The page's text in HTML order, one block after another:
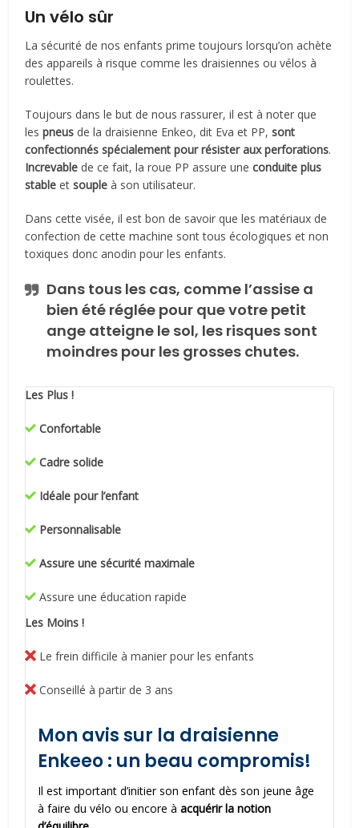
Un vélo sûr
La sécurité de nos enfants prime toujours lorsqu’on achète
des appareils à risque comme les draisiennes ou vélos à
roulettes.
Toujours dans le but de nous rassurer, il est à noter que
lespneus de la draisienne Enkeo, dit Eva et PP,sont
confectionnés spécialement pour résister aux perforations.
Increvable de ce fait, la roue PP assure uneconduite plus
stable etsouple à son utilisateur.
Dans cette visée, il est bon de savoir que les matériaux de
confection de cette machine sont tous écologiques et non
toxiques donc anodin pour les enfants.
Dans tous les cas, comme l’assise a
bien été réglée pour que votre petit
ange atteigne le sol, les risques sont
moindres pour les grosses chutes.
Les Plus !
Confortable
Cadre solide
Idéale pour l’enfant
Personnalisable
Assure une sécurité maximale
Assure une éducation rapide
Les Moins !
Le frein difficile à manier pour les enfants
Conseillé à partir de 3 ans
Mon avis sur la draisienne
Enkeeo : un beau compromis!
Il est important d’initier son enfant dès son jeune âge
à faire du vélo ou encore àacquérir la notion